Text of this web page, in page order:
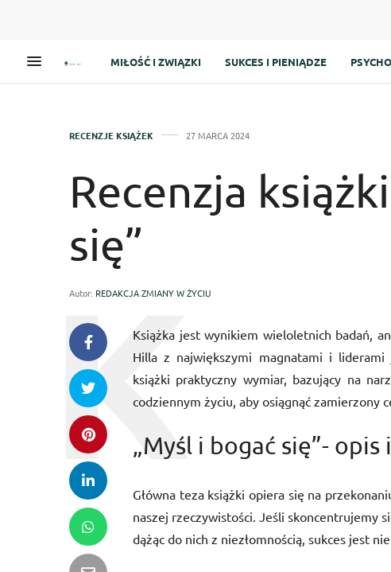
MIŁOŚĆ I ZWIĄZKI SUKCES I PIENIĄDZE
RECENZJE KSIĄŻEK 27 MARCA 2024
Recenzja
się”
Autor: REDAKCJA ZMIANY W ŻYCIU
Książka jest wynikiem wieloletnich badań,
Hilla z największymi magnatami i
książki praktyczny wymiar, bazujący na
codziennym życiu, aby osiągnąć zamierzony
„Myśl i bogać się”- opis
Główna teza książki opiera się na
naszej rzeczywistości. Jeśli skoncentrujemy
dążąc do nich z niezłomnością, sukces jest